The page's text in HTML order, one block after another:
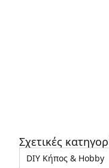
Σχετικές
DIY Κήπος & Hobby